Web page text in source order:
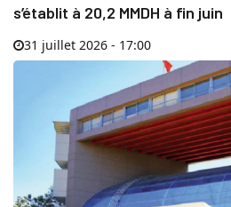
s’établit à 20,2 MMDH à fin juin
31 juillet 2026 - 17:00